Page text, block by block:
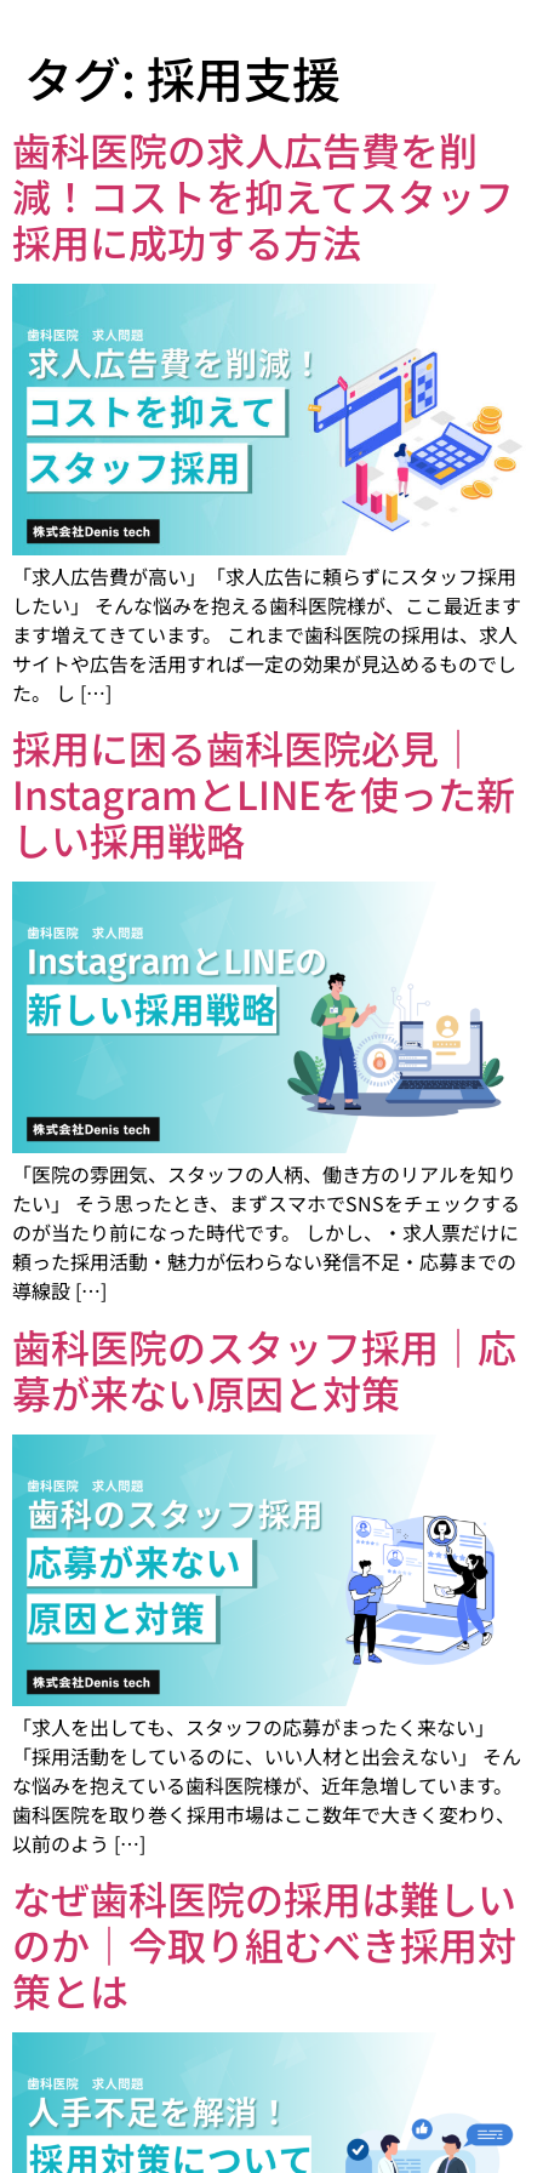
タグ: 採用支援
歯科医院の求人広告費を削
減！コストを抑えてスタッフ
採用に成功する方法
「求人広告費が高い」「求人広告に頼らずにスタッフ採用
したい」 そんな悩みを抱える歯科医院様が、ここ最近ます
ます増えてきています。 これまで歯科医院の採用は、求人
サイトや広告を活用すれば一定の効果が見込めるものでし
た。 し […]
採用に困る歯科医院必見｜
InstagramとLINEを使った新
しい採用戦略
「医院の雰囲気、スタッフの人柄、働き方のリアルを知り
たい」 そう思ったとき、まずスマホでSNSをチェックする
のが当たり前になった時代です。 しかし、・求人票だけに
頼った採用活動・魅力が伝わらない発信不足・応募までの
導線設 […]
歯科医院のスタッフ採用｜応
募が来ない原因と対策
「求人を出しても、スタッフの応募がまったく来ない」
「採用活動をしているのに、いい人材と出会えない」 そん
な悩みを抱えている歯科医院様が、近年急増しています。
歯科医院を取り巻く採用市場はここ数年で大きく変わり、
以前のよう […]
なぜ歯科医院の採用は難しい
のか｜今取り組むべき採用対
策とは